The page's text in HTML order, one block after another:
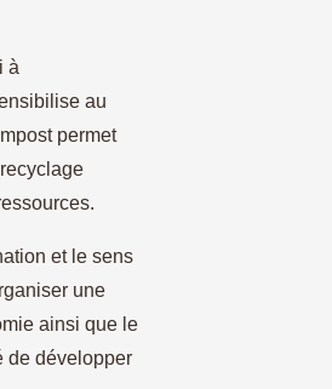
à
au
permet
et le sens
une
ainsi que le
de développer